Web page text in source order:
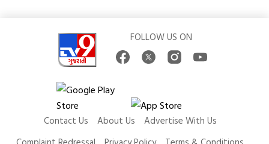
FOLLOW US ON
Contact Us About Us
Advertise With Us